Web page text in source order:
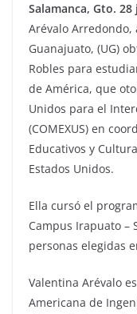
Salamanca, Gto. 28
Arévalo
Guanajuato, (UG)
Robles para
de América, que
Unidos para el
(COMEXUS) en
Educativos y
Estados Unidos.
Ella cursó el
Campus Irapuato –
personas elegidas
Valentina Arévalo
Americana de